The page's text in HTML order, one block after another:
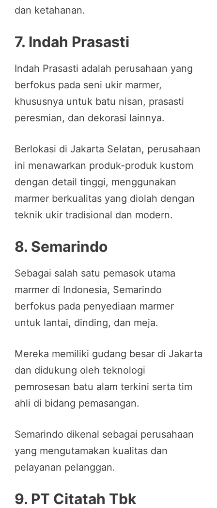
dan ketahanan.
7. Indah Prasasti
Indah Prasasti adalah perusahaan yang
berfokus pada seni ukir marmer,
khususnya untuk batu nisan, prasasti
peresmian, dan dekorasi lainnya.
Berlokasi di Jakarta Selatan, perusahaan
ini menawarkan produk-produk kustom
dengan detail tinggi, menggunakan
marmer berkualitas yang diolah dengan
teknik ukir tradisional dan modern.
8. Semarindo
Sebagai salah satu pemasok utama
marmer di Indonesia, Semarindo
berfokus pada penyediaan marmer
untuk lantai, dinding, dan meja.
Mereka memiliki gudang besar di Jakarta
dan didukung oleh teknologi
pemrosesan batu alam terkini serta tim
ahli di bidang pemasangan.
Semarindo dikenal sebagai perusahaan
yang mengutamakan kualitas dan
pelayanan pelanggan.
9. PT Citatah Tbk